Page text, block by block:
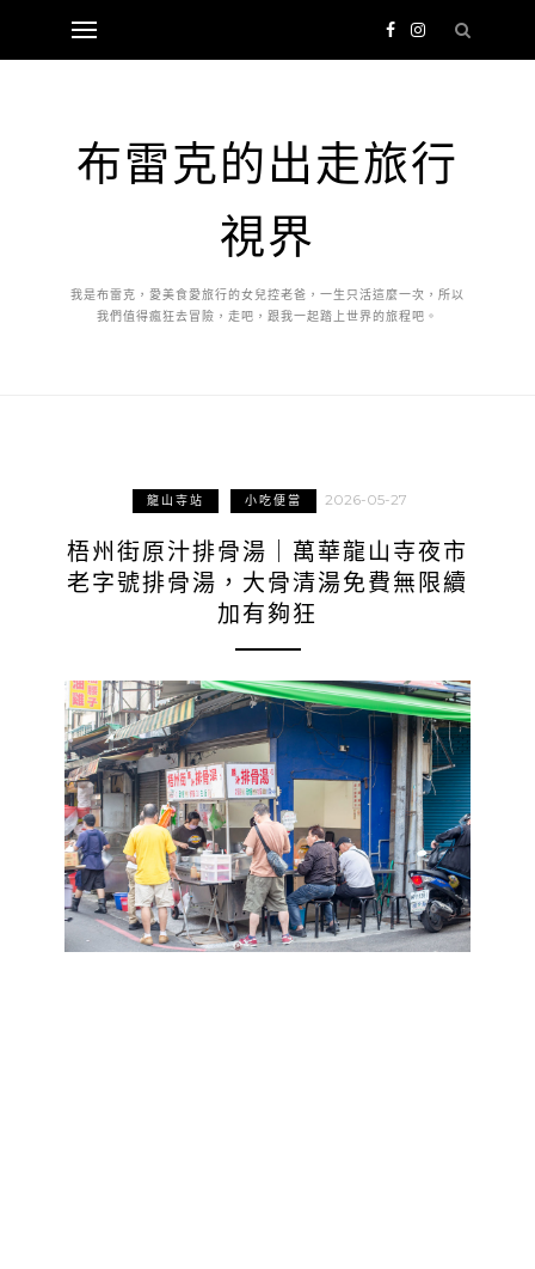
布雷克的出走旅行
視界
我是布雷克，愛美食愛旅行的女兒控老爸，一生只活這麼一次，所以
我們值得瘋狂去冒險，走吧，跟我一起踏上世界的旅程吧。
龍山寺站 小吃便當 2026-05-27
梧州街原汁排骨湯｜萬華龍山寺夜市
老字號排骨湯，大骨清湯免費無限續
加有夠狂